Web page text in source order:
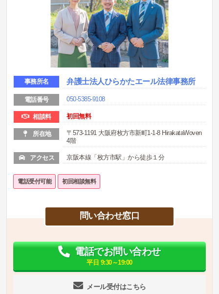
事務所名 弁護士法人ひらかたエール法律事務所
電話番号 050-5385-9108
相談料 初回無料
所在地
〒573-1191 大阪府枚方市新町1-1-8 HirakataWoven
4階
アクセス 京阪本線「枚方市駅」から徒歩１分
電話受付可能 初回相談無料
問い合わせ窓口
メール受付はこちら
電話でお問い合わせ
平日 9:30～19:00